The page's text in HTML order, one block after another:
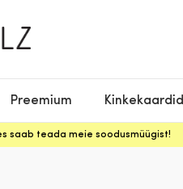
Preemium Kinkekaardid
saab teada meie soodusmüügist!